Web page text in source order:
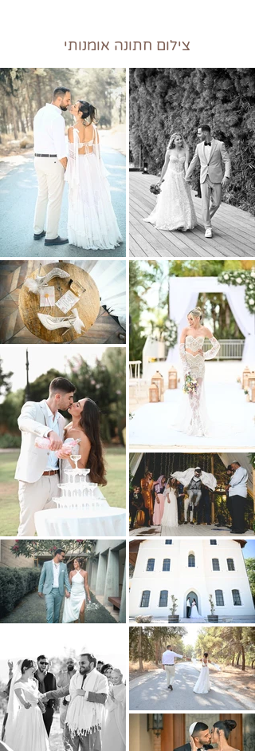
צילום חתונה אומנותי